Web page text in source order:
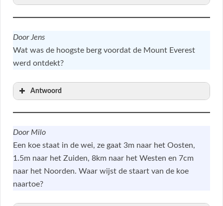
Door Jens
Wat was de hoogste berg voordat de Mount Everest
werd ontdekt?
Antwoord
Door Milo
Een koe staat in de wei, ze gaat 3m naar het Oosten,
1.5m naar het Zuiden, 8km naar het Westen en 7cm
naar het Noorden. Waar wijst de staart van de koe
naartoe?